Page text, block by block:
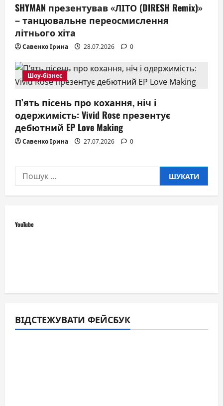
SHYMAN презентував «ЛІТО (DIRESH Remix)»
– танцювальне переосмислення
літнього хіта
Савенко Ірина 28.07.2026 0
Шоу-бізнес
П’ять пісень про кохання, ніч і
одержимість: Vivid Rose презентує
дебютний EP Love Making
Савенко Ірина 27.07.2026 0
Пошук:
YouTube
ВІДСТЕЖУВАТИ ФЕЙСБУК